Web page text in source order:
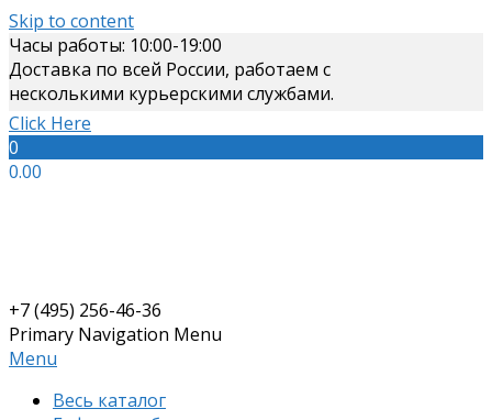
Skip to content
Часы работы: 10:00-19:00
Доставка по всей России, работаем с
несколькими курьерскими службами.
Click Here
0
0.00
+7 (495) 256-46-36
Primary Navigation Menu
Menu
Весь каталог